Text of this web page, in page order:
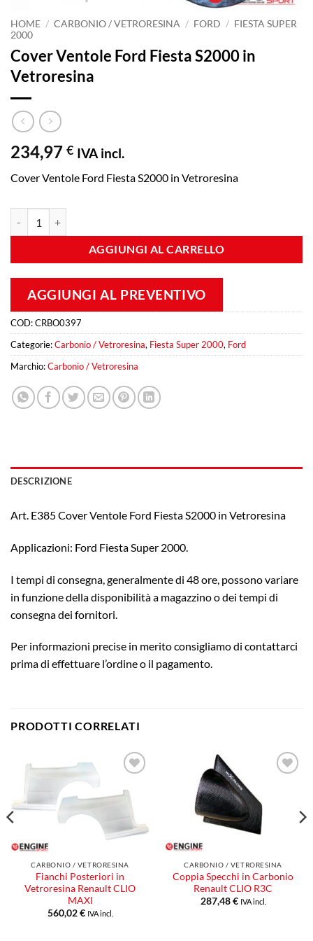
HOME / CARBONIO / VETRORESINA / FORD / FIESTA SUPER
2000
Cover Ventole Ford Fiesta S2000 in
Vetroresina
234,97 € IVA incl.
Cover Ventole Ford Fiesta S2000 in Vetroresina
AGGIUNGI AL CARRELLO
AGGIUNGI AL PREVENTIVO
COD:CRBO0397
Categorie:Carbonio / Vetroresina, Fiesta Super 2000, Ford
Marchio:Carbonio / Vetroresina
DESCRIZIONE
Art. E385 Cover Ventole Ford Fiesta S2000 in Vetroresina
Applicazioni: Ford Fiesta Super 2000.
I tempi di consegna, generalmente di 48 ore, possono variare
in funzione della disponibilità a magazzino o dei tempi di
consegna dei fornitori.
Per informazioni precise in merito consigliamo di contattarci
prima di effettuare l’ordine o il pagamento.
PRODOTTI CORRELATI
alla lista
dei
CARBONIO / VETRORESINA
Fianchi Posteriori in
Vetroresina Renault CLIO
MAXI
560,02€ IVA incl.
CARBONIO / VETRORESINA
Coppia Specchi in Carbonio
Renault CLIO R3C
287,48€ IVA incl.